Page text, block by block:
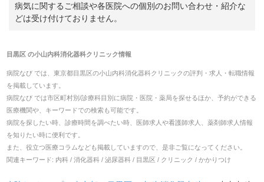
病気に関するご相談や各医院への個別のお問い合わせ・紹介な
どは受け付けておりません。
目黒区の小山内科消化器科クリニック情報
病院なび では、 東京都目黒区の小山内科消化器科クリニックの評判・求人・転職情報
を掲載しています。
病院なび では市区町村別/診療科目別に病院・医院・薬局を探せるほか、予約ができる
医療機関や、キーワードでの検索も可能です。
病院を探したい時、診療時間を調べたい時、医師求人や看護師求人、薬剤師求人情報
を知りたい時に便利です。
また、役立つ医療コラムなども掲載していますので、是非ご覧になってください。
関連キーワード: 内科 / 消化器科 / 泌尿器科 / 目黒区 / クリニック / かかりつけ